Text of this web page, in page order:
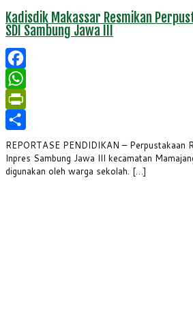
Kadisdik Makassar Resmikan
SDI Sambung Jawa III
Facebook
WhatsApp
PrintFriendly
Share
REPORTASE PENDIDIKAN – Perpustakaan
Inpres Sambung Jawa III kecamatan
digunakan oleh warga sekolah. […]